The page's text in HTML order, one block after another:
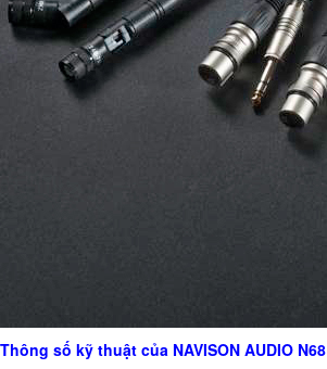
Thông số kỹ thuật của NAVISON AUDIO N68